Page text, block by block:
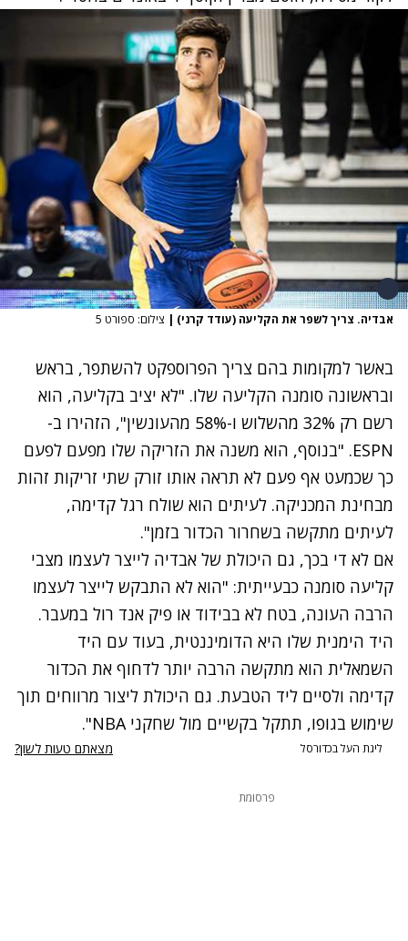
אבדיה. צריך לשפר את הקליעה (עודד קרני) | צילום: ספורט 5
באשר למקומות בהם צריך הפרוספקט להשתפר, בראש
ובראשונה סומנה הקליעה שלו. "לא יציב בקליעה, הוא
רשם רק 32% מהשלוש ו-58% מהעונשין", הזהירו ב-
ESPN. "בנוסף, הוא משנה את הזריקה שלו מפעם לפעם
כך שכמעט אף פעם לא תראה אותו זורק שתי זריקות זהות
מבחינת המכניקה. לעיתים הוא שולח רגל קדימה,
לעיתים מתקשה בשחרור הכדור בזמן".
אם לא די בכך, גם היכולת של אבדיה לייצר לעצמו מצבי
קליעה סומנה כבעייתית: "הוא לא התבקש לייצר לעצמו
הרבה העונה, בטח לא בבידוד או פיק אנד רול במעבר.
היד הימנית שלו היא הדומיננטית, בעוד עם היד
השמאלית הוא מתקשה הרבה יותר לדחוף את הכדור
קדימה ולסיים ליד הטבעת. גם היכולת ליצור מרווחים תוך
שימוש בגופו, תתקל בקשיים מול שחקני NBA".
ליגת העל בכדורסל מצאתם טעות לשון?
פרסומת